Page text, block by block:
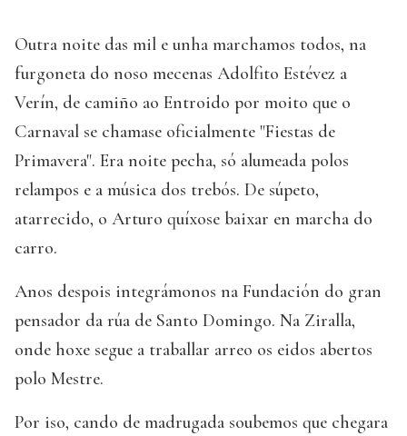
Outra noite das mil e unha marchamos todos, na
furgoneta do noso mecenas Adolfito Estévez a
Verín, de camiño ao Entroido por moito que o
Carnaval se chamase oficialmente "Fiestas de
Primavera". Era noite pecha, só alumeada polos
relampos e a música dos trebós. De súpeto,
atarrecido, o Arturo quíxose baixar en marcha do
carro.
Anos despois integrámonos na Fundación do gran
pensador da rúa de Santo Domingo. Na Ziralla,
onde hoxe segue a traballar arreo os eidos abertos
polo Mestre.
Por iso, cando de madrugada soubemos que chegara